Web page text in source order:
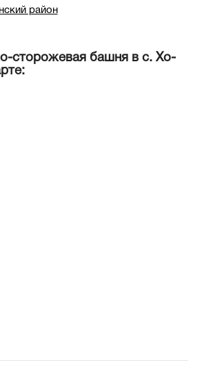
район
сторожевая башня в с. Хо-